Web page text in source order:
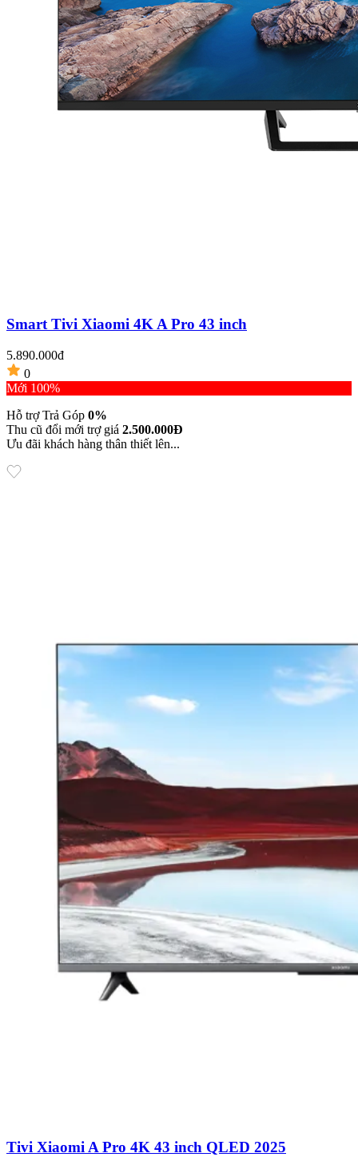
Smart Tivi Xiaomi 4K A Pro 43 inch
5.890.000đ
0
Mới 100%
Hỗ trợ Trả Góp 0%
Thu cũ đổi mới trợ giá 2.500.000Đ
Ưu đãi khách hàng thân thiết lên...
Tivi Xiaomi A Pro 4K 43 inch QLED 2025